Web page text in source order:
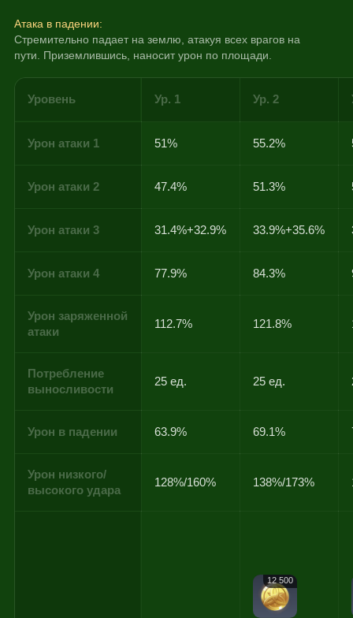
Атака в падении:
Стремительно падает на землю, атакуя всех врагов на
пути. Приземлившись, наносит урон по площади.
Уровень Ур. 1 Ур. 2
Урон атаки 1 51% 55.2%
Урон атаки 2 47.4% 51.3%
Урон атаки 3 31.4%+32.9% 33.9%+35.6%
Урон атаки 4 77.9% 84.3%
Урон заряженной
атаки
112.7% 121.8%
Потребление
выносливости
25 ед. 25 ед.
Урон в падении 63.9% 69.1%
Урон низкого/
высокого удара
128%/160% 138%/173%
12 500